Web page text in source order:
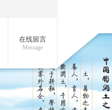
在线留言
Message